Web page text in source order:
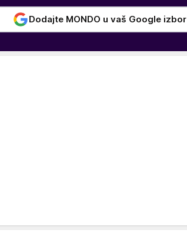
Dodajte MONDO u vaš Google izbor